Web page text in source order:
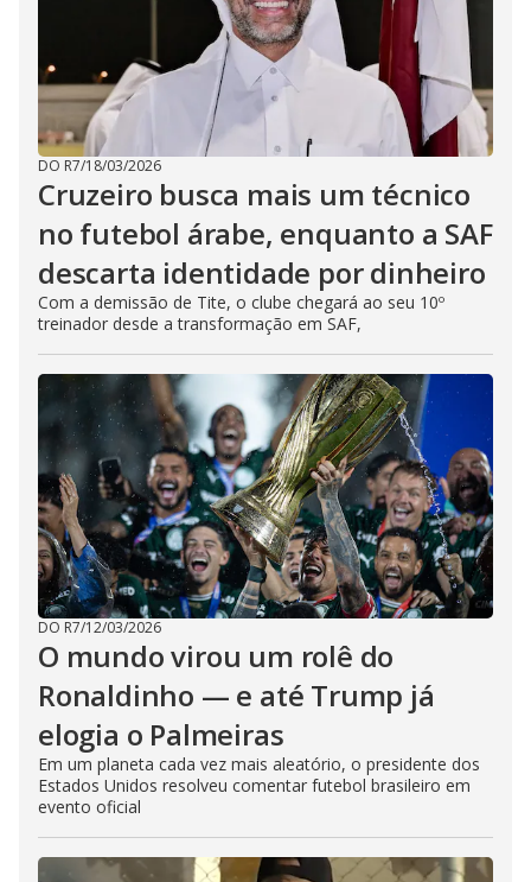
DO R7/18/03/2026
Cruzeiro busca mais um técnico
no futebol árabe, enquanto a SAF
descarta identidade por dinheiro
Com a demissão de Tite, o clube chegará ao seu 10º
treinador desde a transformação em SAF,
DO R7/12/03/2026
O mundo virou um rolê do
Ronaldinho — e até Trump já
elogia o Palmeiras
Em um planeta cada vez mais aleatório, o presidente dos
Estados Unidos resolveu comentar futebol brasileiro em
evento oficial